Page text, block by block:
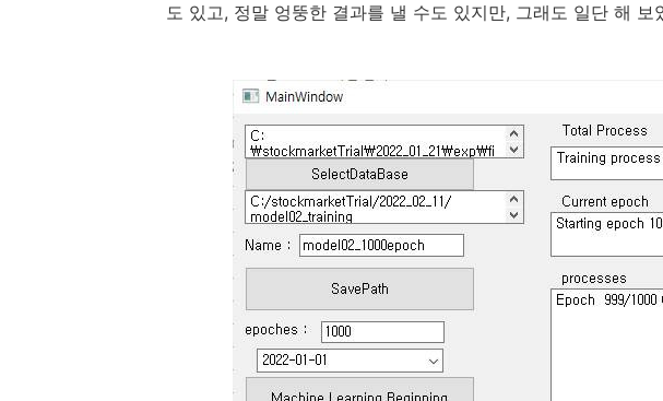
도 있고, 정말 엉뚱한 결과를 낼 수도 있지만, 그래도 일단 해 보